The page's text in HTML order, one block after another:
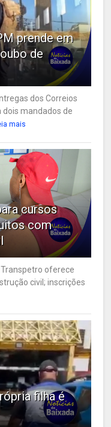
prende em
de
dos Correios
dois mandados de
mais
cursos
com
oferece
civil; inscrições
filha é